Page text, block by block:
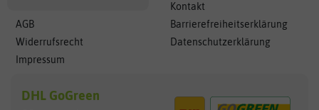
AGB
Widerrufsrecht
Impressum
Kontakt
Barrierefreiheitserklärung
Datenschutzerklärung
DHL GoGreen